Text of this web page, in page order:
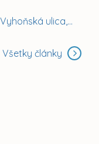
ulica,...
Všetky články